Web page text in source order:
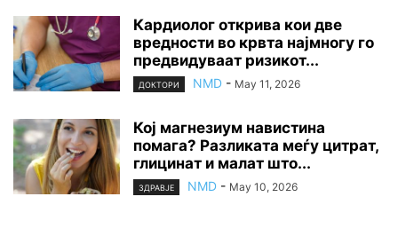
Кардиолог открива кои две
вредности во крвта најмногу го
предвидуваат ризикот...
ДОКТОРИ NMD - May 11, 2026
Кој магнезиум навистина
помага? Разликата меѓу цитрат,
глицинат и малат што...
ЗДРАВЈЕ NMD - May 10, 2026